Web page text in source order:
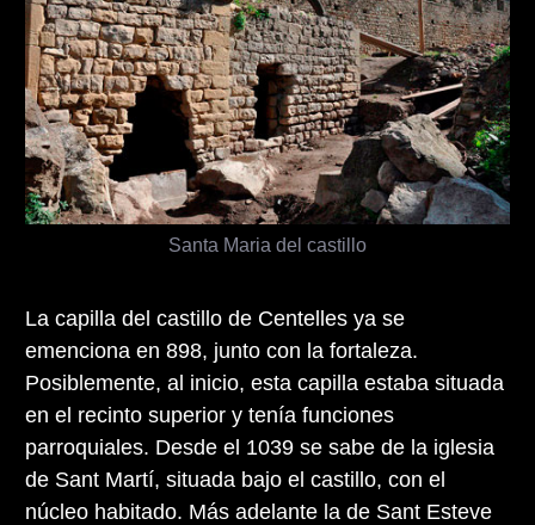
La capilla del castillo de Centelles ya se
emenciona en 898, junto con la fortaleza.
Posiblemente, al inicio, esta capilla estaba situada
en el recinto superior y tenía funciones
parroquiales. Desde el 1039 se sabe de la iglesia
de Sant Martí, situada bajo el castillo, con el
núcleo habitado. Más adelante la de Sant Esteve
Santa Maria del castillo